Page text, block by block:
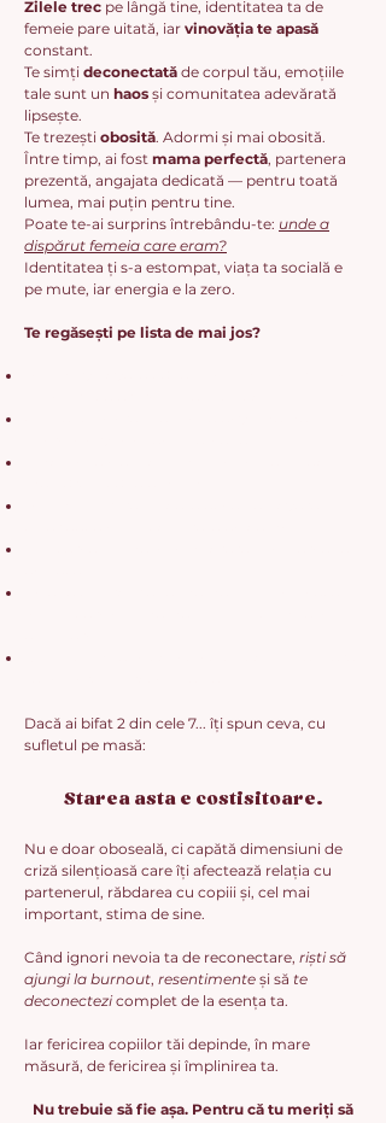
Zilele trec pe lângă tine, identitatea ta de
femeie pare uitată, iar vinovăția te apasă
constant.
Te simți deconectată de corpul tău, emoțiile
tale sunt un haos și comunitatea adevărată
lipsește.
Te trezești obosită. Adormi și mai obosită.
Între timp, ai fost mama perfectă, partenera
prezentă, angajata dedicată — pentru toată
lumea, mai puțin pentru tine.
Poate te-ai surprins întrebându-te: unde a
dispărut femeia care eram?
Identitatea ți s-a estompat, viața ta socială e
pe mute, iar energia e la zero.
Te regăsești pe lista de mai jos?
Dacă ai bifat 2 din cele 7... îți spun ceva, cu
sufletul pe masă:
Starea asta e costisitoare.
Nu e doar oboseală, ci capătă dimensiuni de
criză silențioasă care îți afectează relația cu
partenerul, răbdarea cu copiii și, cel mai
important, stima de sine.
Când ignori nevoia ta de reconectare, riști să
ajungi la burnout, resentimente și să te
deconectezicomplet de la esența ta.
Iar fericirea copiilor tăi depinde, în mare
măsură, de fericirea și împlinirea ta.
Nu trebuie să fie așa. Pentru că tu meriți să